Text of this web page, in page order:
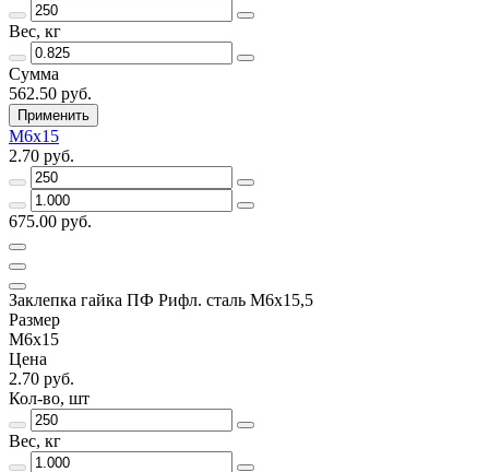
Вес, кг
Сумма
562.50 руб.
Применить
М6х15
2.70 руб.
675.00 руб.
Заклепка гайка ПФ Рифл. сталь М6х15,5
Размер
М6х15
Цена
2.70 руб.
Кол-во, шт
Вес, кг